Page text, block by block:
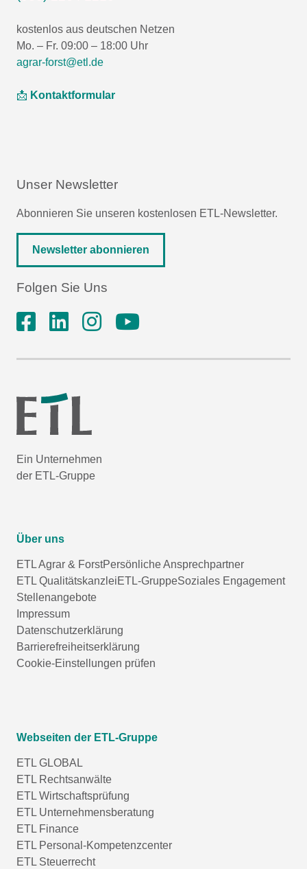
kostenlos aus deutschen Netzen
Mo. – Fr. 09:00 – 18:00 Uhr
agrar-forst@etl.de
📩 Kontaktformular
Unser Newsletter
Abonnieren Sie unseren kostenlosen ETL-Newsletter.
Newsletter abonnieren
Folgen Sie Uns
Ein Unternehmen
der ETL-Gruppe
Über uns
ETL Agrar & ForstPersönliche Ansprechpartner
ETL QualitätskanzleiETL-GruppeSoziales Engagement
Stellenangebote
Impressum
Datenschutzerklärung
Barrierefreiheitserklärung
Cookie-Einstellungen prüfen
Webseiten der ETL-Gruppe
ETL GLOBAL
ETL Rechtsanwälte
ETL Wirtschaftsprüfung
ETL Unternehmensberatung
ETL Finance
ETL Personal-Kompetenzcenter
ETL Steuerrecht